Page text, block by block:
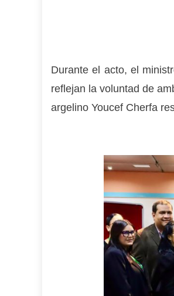
Durante el acto, el
reflejan la voluntad de
argelino Youcef Cherfa